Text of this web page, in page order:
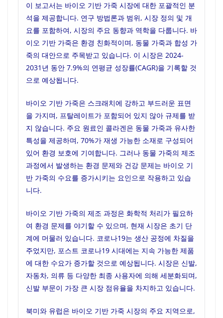
이 보고서는 바이오 기반 가죽 시장에 대한 포괄적인 분
석을 제공합니다. 연구 방법론과 범위, 시장 정의 및 개
요를 포함하여, 시장의 주요 동향과 역학을 다룹니다. 바
이오 기반 가죽은 환경 친화적이며, 동물 가죽과 합성 가
죽의 대안으로 주목받고 있습니다. 이 시장은 2024-
2031년 동안 7.9%의 연평균 성장률(CAGR)을 기록할 것
으로 예상됩니다.
바이오 기반 가죽은 스크래치에 강하고 부드러운 표면
을 가지며, 프탈레이트가 포함되어 있지 않아 규제를 받
지 않습니다. 주요 원료인 콜라겐은 동물 가죽과 유사한
특성을 제공하며, 70%가 재생 가능한 소재로 구성되어
있어 환경 보호에 기여합니다. 그러나 동물 가죽의 제조
과정에서 발생하는 환경 문제와 건강 문제는 바이오 기
반 가죽의 수요를 증가시키는 요인으로 작용하고 있습
니다.
바이오 기반 가죽의 제조 과정은 화학적 처리가 필요하
여 환경 문제를 야기할 수 있으며, 현재 시장은 초기 단
계에 머물러 있습니다. 코로나19는 생산 공정에 차질을
주었지만, 포스트 코로나19 시대에는 지속 가능한 제품
에 대한 수요가 증가할 것으로 예상됩니다. 시장은 신발,
자동차, 의류 등 다양한 최종 사용자에 의해 세분화되며,
신발 부문이 가장 큰 시장 점유율을 차지하고 있습니다.
북미와 유럽은 바이오 기반 가죽 시장의 주요 지역으로,